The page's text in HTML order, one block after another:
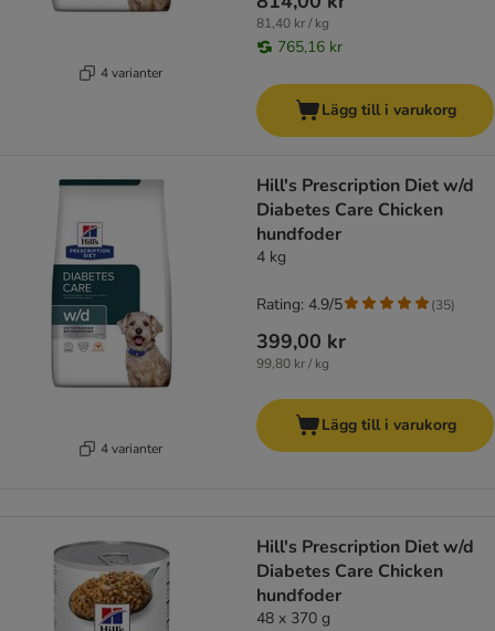
4 varianter
81,40 kr / kg
765,16 kr
Lägg till i varukorg
4 varianter
Hill's Prescription Diet w/d
Diabetes Care Chicken
hundfoder
4 kg
399,00 kr
99,80 kr / kg
Rating: 4.9/5 (35)
Lägg till i varukorg
Hill's Prescription Diet w/d
Diabetes Care Chicken
hundfoder
48 x 370 g